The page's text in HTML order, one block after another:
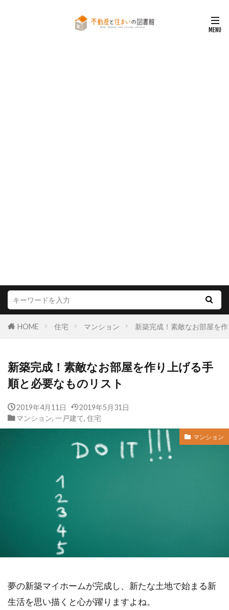
HOME 住宅 マンション 新築完成！素敵なお部屋を
新築完成！素敵なお部屋を作り上げる手
順と必要なものリスト
2019年4月11日
2019年5月31日
マンション, 一戸建て, 住宅
マンション
夢の新築マイホームが完成し、新たな土地で始まる新
生活を思い描くと心が躍りますよね。